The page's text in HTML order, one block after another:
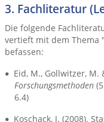
3. Fachliteratur
Die folgende
vertieft mit dem Thema
befassen:
Eid, M., Gollwitzer,
Forschungsmethoden
6.4)
Koschack, J. (2008).